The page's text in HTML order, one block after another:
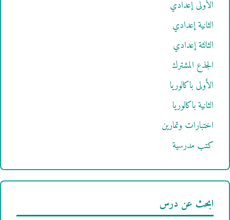
الأولى إعدادي
الثانية إعدادي
الثالثة إعدادي
الجذع المشترك
الأولى باكالوريا
الثانية باكالوريا
اختبارات وتمارين
كتب مدرسية
ابحث عن درس